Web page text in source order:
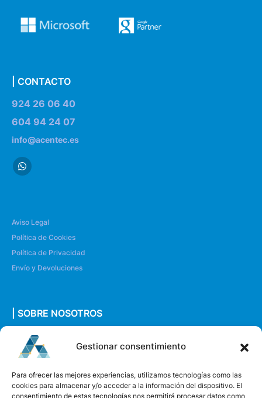
Gestionar consentimiento
Para ofrecer las mejores experiencias, utilizamos tecnologías como las
cookies para almacenar y/o acceder a la información del dispositivo. El
consentimiento de estas tecnologías nos permitirá procesar datos como
| CONTACTO
924 26 06 40
604 94 24 07
info@acentec.es
Aviso Legal
Política de Cookies
Política de Privacidad
Envío y Devoluciones
| SOBRE NOSOTROS
Quiénes somos
Envíanos un mensaje